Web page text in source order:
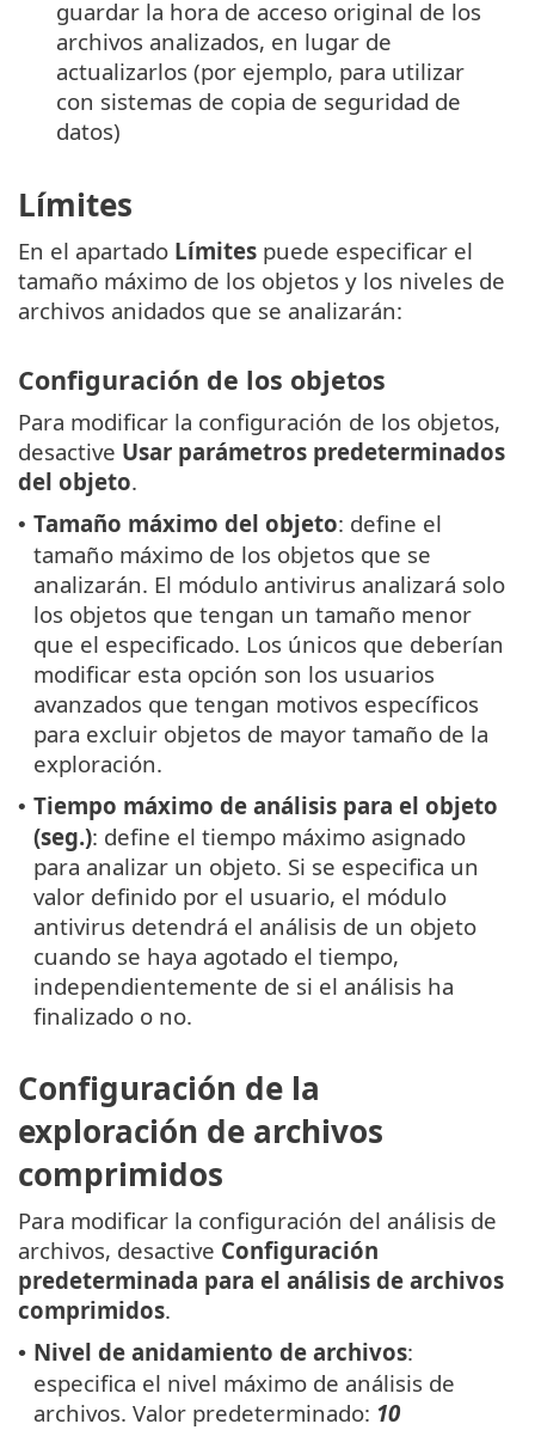
guardar la hora de acceso original de los
archivos analizados, en lugar de
actualizarlos (por ejemplo, para utilizar
con sistemas de copia de seguridad de
datos)
Límites
En el apartado Límites puede especificar el
tamaño máximo de los objetos y los niveles de
archivos anidados que se analizarán:
Configuración de los objetos
Para modificar la configuración de los objetos,
desactive Usar parámetros predeterminados
del objeto.
• Tamaño máximo del objeto: define el
tamaño máximo de los objetos que se
analizarán. El módulo antivirus analizará solo
los objetos que tengan un tamaño menor
que el especificado. Los únicos que deberían
modificar esta opción son los usuarios
avanzados que tengan motivos específicos
para excluir objetos de mayor tamaño de la
exploración.
• Tiempo máximo de análisis para el objeto
(seg.): define el tiempo máximo asignado
para analizar un objeto. Si se especifica un
valor definido por el usuario, el módulo
antivirus detendrá el análisis de un objeto
cuando se haya agotado el tiempo,
independientemente de si el análisis ha
finalizado o no.
Configuración de la
exploración de archivos
comprimidos
Para modificar la configuración del análisis de
archivos, desactive Configuración
predeterminada para el análisis de archivos
comprimidos.
• Nivel de anidamiento de archivos:
especifica el nivel máximo de análisis de
archivos. Valor predeterminado: 10